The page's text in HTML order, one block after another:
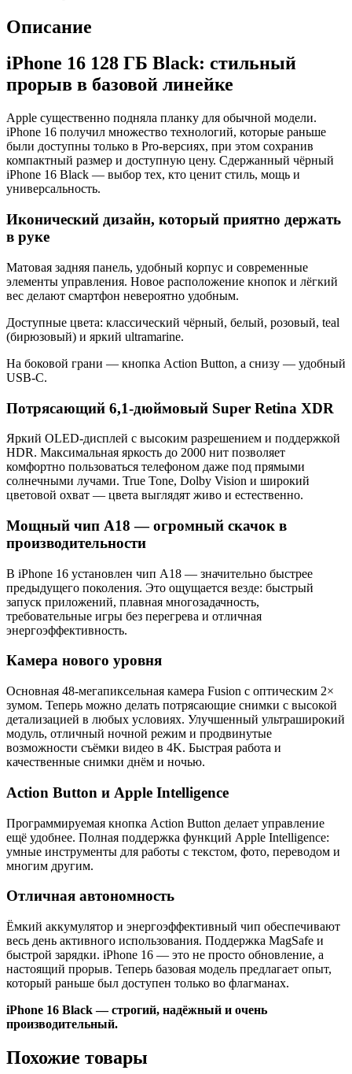
Описание
iPhone 16 128 ГБ Black: стильный
прорыв в базовой линейке
Apple существенно подняла планку для обычной модели.
iPhone 16 получил множество технологий, которые раньше
были доступны только в Pro-версиях, при этом сохранив
компактный размер и доступную цену. Сдержанный чёрный
iPhone 16 Black — выбор тех, кто ценит стиль, мощь и
универсальность.
Иконический дизайн, который приятно держать
в руке
Матовая задняя панель, удобный корпус и современные
элементы управления. Новое расположение кнопок и лёгкий
вес делают смартфон невероятно удобным.
Доступные цвета: классический чёрный, белый, розовый, teal
(бирюзовый) и яркий ultramarine.
На боковой грани — кнопка Action Button, а снизу — удобный
USB-C.
Потрясающий 6,1-дюймовый Super Retina XDR
Яркий OLED-дисплей с высоким разрешением и поддержкой
HDR. Максимальная яркость до 2000 нит позволяет
комфортно пользоваться телефоном даже под прямыми
солнечными лучами. True Tone, Dolby Vision и широкий
цветовой охват — цвета выглядят живо и естественно.
Мощный чип A18 — огромный скачок в
производительности
В iPhone 16 установлен чип A18 — значительно быстрее
предыдущего поколения. Это ощущается везде: быстрый
запуск приложений, плавная многозадачность,
требовательные игры без перегрева и отличная
энергоэффективность.
Камера нового уровня
Основная 48-мегапиксельная камера Fusion с оптическим 2×
зумом. Теперь можно делать потрясающие снимки с высокой
детализацией в любых условиях. Улучшенный ультраширокий
модуль, отличный ночной режим и продвинутые
возможности съёмки видео в 4K. Быстрая работа и
качественные снимки днём и ночью.
Action Button и Apple Intelligence
Программируемая кнопка Action Button делает управление
ещё удобнее. Полная поддержка функций Apple Intelligence:
умные инструменты для работы с текстом, фото, переводом и
многим другим.
Отличная автономность
Ёмкий аккумулятор и энергоэффективный чип обеспечивают
весь день активного использования. Поддержка MagSafe и
быстрой зарядки. iPhone 16 — это не просто обновление, а
настоящий прорыв. Теперь базовая модель предлагает опыт,
который раньше был доступен только во флагманах.
iPhone 16 Black — строгий, надёжный и очень
производительный.
Похожие товары